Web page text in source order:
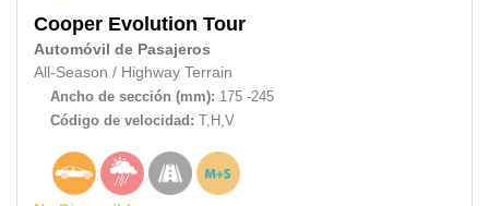
Cooper Evolution Tour
Automóvil de Pasajeros
All-Season / Highway Terrain
Ancho de sección (mm): 175 -245
Código de velocidad: T,H,V